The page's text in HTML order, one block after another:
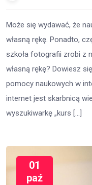
Może się wydawać, że
własną rękę. Ponadto,
szkoła fotografii zrobi z
własną rękę? Dowiesz
pomocy naukowych w
internet jest skarbnicą
wyszukiwarkę „kurs […]
01
paź